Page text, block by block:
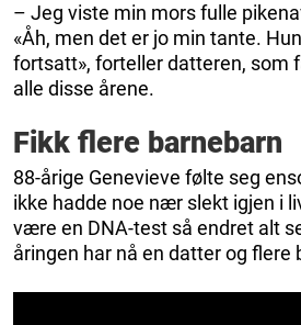
– Jeg viste min mors fulle
«Åh, men det er jo min tante.
fortsatt», forteller datteren, som
alle disse årene.
Fikk flere barnebarn
88-årige Genevieve følte seg
ikke hadde noe nær slekt igjen i
være en DNA-test så endret alt
åringen har nå en datter og flere